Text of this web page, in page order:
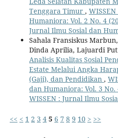
Tenggara Timur ,
Humaniora: Vol. 2 No. 4
Jurnal Ilmu Sosial dan
Sahala Fransiskus
Dinda Aprilia, Lajuardi
Analisis Kualitas Sosial
Estate Melalui Angka
(Gaji), dan Pendidikan ,
dan Humaniora: Vol. 3
WISSEN : Jurnal Ilmu
<< < 1 2 3 4 5 6 7 8 9 10 > >>